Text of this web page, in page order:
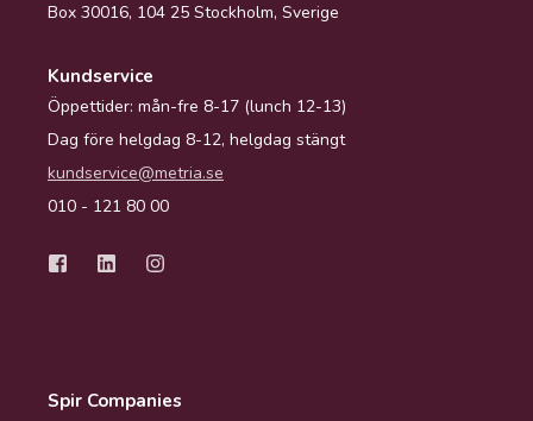
Box 30016, 104 25 Stockholm, Sverige
Kundservice
Öppettider: mån-fre 8-17 (lunch 12-13)
Dag före helgdag 8-12, helgdag stängt
kundservice@metria.se
010 - 121 80 00
Spir Companies